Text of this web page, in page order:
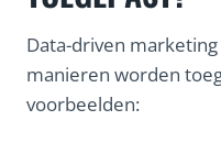
Data-driven
manieren worden
voorbeelden: